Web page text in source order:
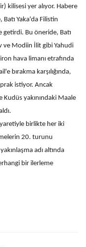
kilisesi yer alıyor. Habere
Yaka'da Filistin
getirdi. Bu öneride, Batı
ve Modiin İlit gibi Yahudi
hava limanı etrafında
bırakma karşılığında,
istiyor. Ancak
yakınındaki Maale
birlikte her iki
20. turunu
adı altında
bir ilerleme